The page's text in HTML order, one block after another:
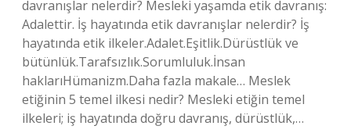
davranışlar nelerdir? Mesleki yaşamda etik davranış:
Adalettir. İş hayatında etik davranışlar nelerdir? İş
hayatında etik ilkeler.Adalet.Eşitlik.Dürüstlük ve
bütünlük.Tarafsızlık.Sorumluluk.İnsan
haklarıHümanizm.Daha fazla makale… Meslek
etiğinin 5 temel ilkesi nedir? Mesleki etiğin temel
ilkeleri; iş hayatında doğru davranış, dürüstlük,…